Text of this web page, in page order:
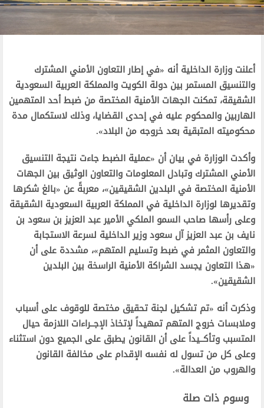
أعلنت وزارة الداخلية أنه «في إطار التعاون الأمني المشترك
والتنسيق المستمر بين دولة الكويت والمملكة العربية السعودية
الشقيقة، تمكنت الجهات الأمنية المختصة من ضبط أحد المتهمين
الهاربين والمحكوم عليه في إحدى القضايا، وذلك لاستكمال مدة
محكوميته المتبقية بعد خروجه من البلاد».
وأكدت الوزارة في بيان أن «عملية الضبط جاءت نتيجة التنسيق
الأمني المشترك وتبادل المعلومات والتعاون الوثيق بين الجهات
الأمنية المختصة في البلدين الشقيقين»، معربةً عن «بالغ شكرها
وتقديرها لوزارة الداخلية في المملكة العربية السعودية الشقيقة
وعلى رأسها صاحب السمو الملكي الأمير عبد العزيز بن سعود بن
نايف بن عبد العزيز آل سعود وزير الداخلية لسرعة الاستجابة
والتعاون المثمر في ضبط وتسليم المتهم»، مشددة على أن
«هذا التعاون يجسد الشراكة الأمنية الراسخة بين البلدين
الشقيقين».
وذكرت أنه «تم تشكيل لجنة تحقيق مختصة للوقوف على أسباب
وملابسات خروج المتهم تمهيداً لإتخاذ الإجــراءات اللازمة حيال
المتسبب وتأكــيداً على أن القانون يطبق على الجميع دون استثناء
وعلى كل من تسول له نفسه الإقدام على مخالفة القانون
والهروب من العدالة».
وسوم ذات صلة